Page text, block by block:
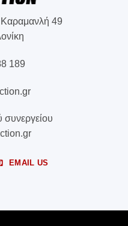
49
189
συνεργείου
EMAIL US